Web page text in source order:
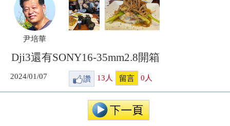
尹培華
Dji3還有SONY16-35mm2.8開箱
2024/01/07 讚 13 人 留言 0 人